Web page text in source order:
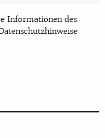
Informationen des